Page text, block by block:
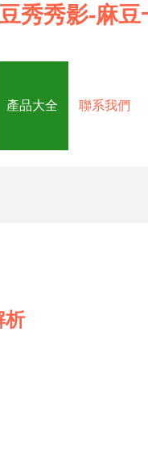
秀秀影-麻
產品大全 聯系我們
析